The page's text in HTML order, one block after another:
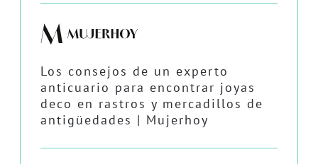
Los consejos de un experto
anticuario para encontrar joyas
deco en rastros y mercadillos de
antigüedades | Mujerhoy